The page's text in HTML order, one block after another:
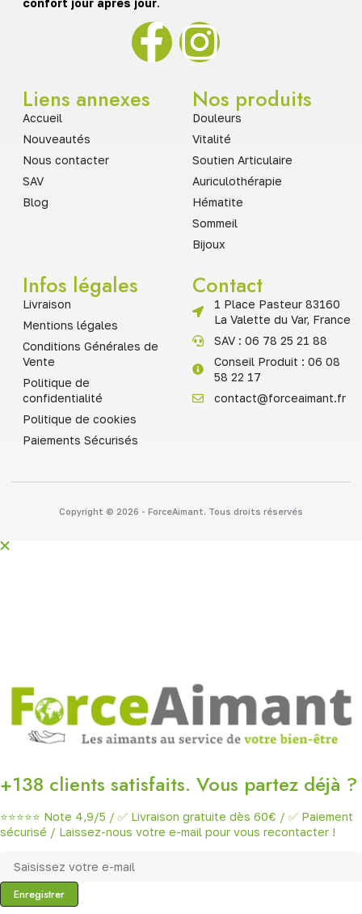
confort jour après jour.
Liens annexes
Accueil
Nouveautés
Nous contacter
SAV
Blog
Nos produits
Douleurs
Vitalité
Soutien Articulaire
Auriculothérapie
Hématite
Sommeil
Bijoux
Infos légales
Livraison
Mentions légales
Conditions Générales de
Vente
Politique de
confidentialité
Politique de cookies
Paiements Sécurisés
Contact
1 Place Pasteur 83160
La Valette du Var, France
SAV : 06 78 25 21 88
Conseil Produit : 06 08
58 22 17
contact@forceaimant.fr
Copyright © 2026 - ForceAimant. Tous droits réservés
+138 clients satisfaits. Vous partez déjà ?
⭐⭐⭐⭐⭐ Note 4,9/5 / ✅ Livraison gratuite dès 60€ / ✅ Paiement
sécurisé / Laissez-nous votre e-mail pour vous recontacter !
Enregistrer